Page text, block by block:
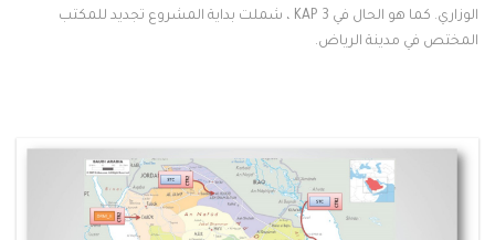
الوزاري. كما هو الحال في KAP 3 ، شملت بداية المشروع تجديد للمكتب
المختص في مدينة الرياض.